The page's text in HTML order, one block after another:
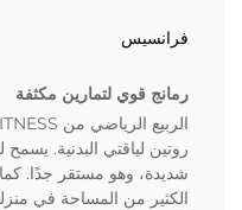
فرانسيس
رمانج قوي لتمارين مكثفة
روتين لياقتي البدنية. يسمح
شديدة، وهو مستقر جدًا.
الكثير من المساحة في